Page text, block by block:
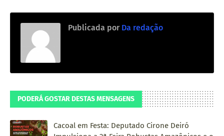
Publicada por Da redação
PODERÁ GOSTAR DESTAS MENSAGENS
Cacoal em Festa: Deputado Cirone Deiró